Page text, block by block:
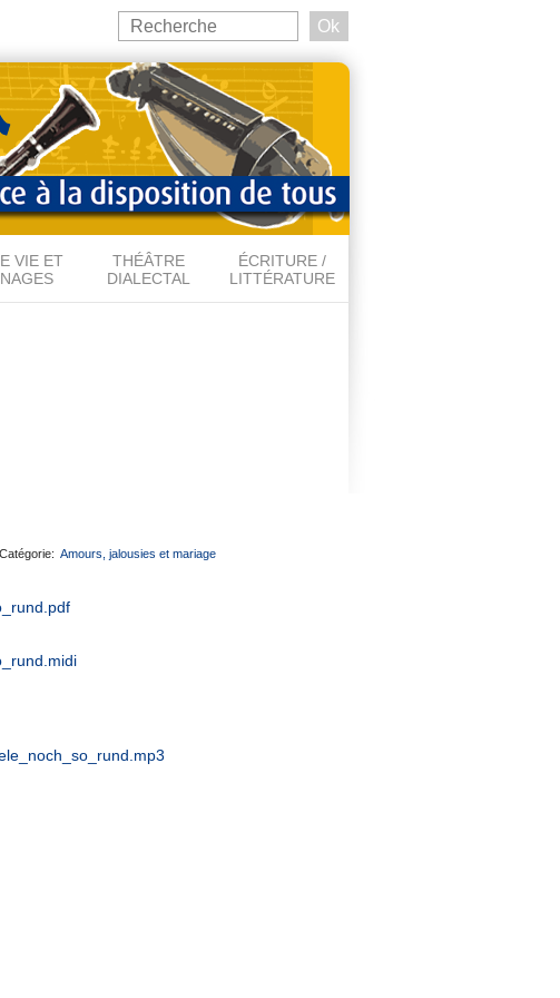
Formulaire de recherche
Search
this
site
VIE ET
THÉÂTRE
DIALECTAL
ÉCRITURE /
LITTÉRATURE
Catégorie: Amours, jalousies et mariage